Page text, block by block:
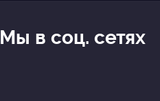
Мы в соц. сетях